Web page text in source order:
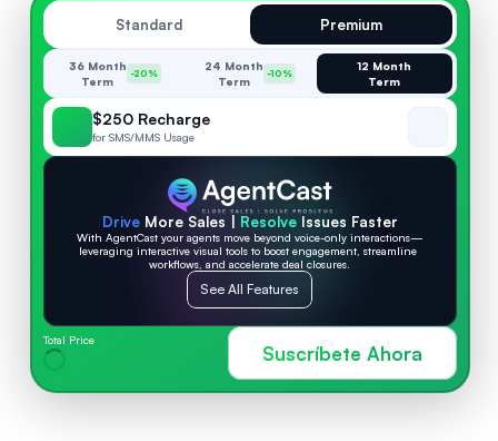
Standard Premium
36 Month
Term
-20%
24 Month
Term
-10%
12 Month
Term
$250 Recharge
for SMS/MMS Usage
Drive More Sales | Resolve Issues Faster
With AgentCast your agents move beyond voice-only interactions—
leveraging interactive visual tools to boost engagement, streamline
workflows, and accelerate deal closures.
See All Features
Total Price
Suscríbete Ahora